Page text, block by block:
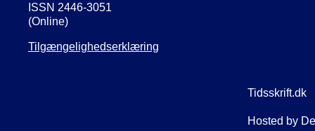
ISSN 2446-3051
(Online)
Tilgængelighedserklæring